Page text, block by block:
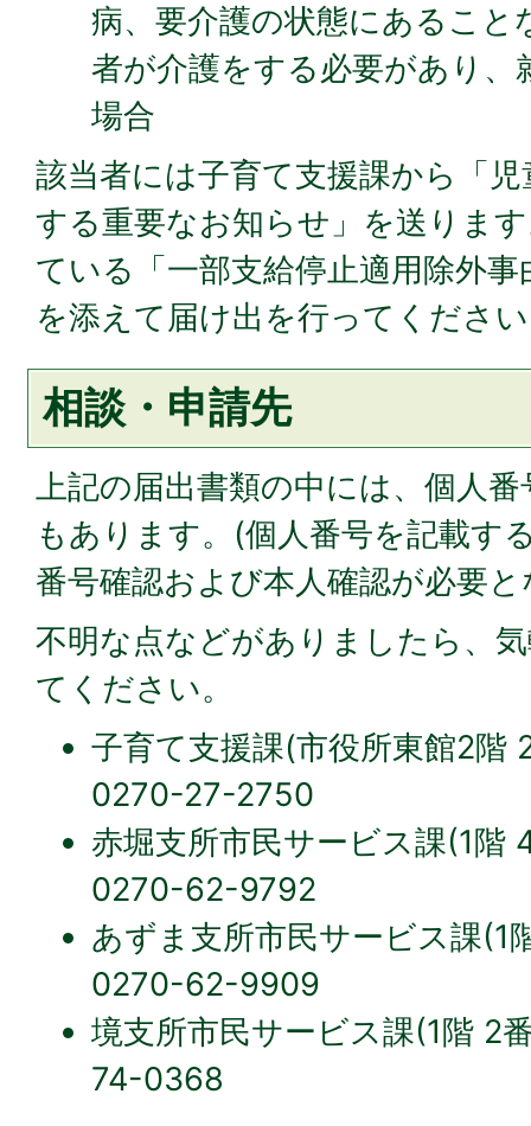
病、要介護の状態にあること
者が介護をする必要があり
場合
該当者には子育て支援課から「
する重要なお知らせ」を送りま
ている「一部支給停止適用除外
を添えて届け出を行ってくださ
相談・申請先
上記の届出書類の中には、個人
もあります。(個人番号を記載す
番号確認および本人確認が必要
不明な点などがありましたら、
てください。
子育て支援課(市役所東館2階
0270-27-2750
赤堀支所市民サービス課(1階
0270-62-9792
あずま支所市民サービス課(1
0270-62-9909
境支所市民サービス課(1階 2
74-0368